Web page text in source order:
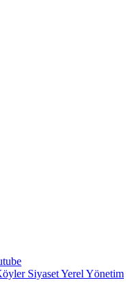
SiyasetYerel Yönetim